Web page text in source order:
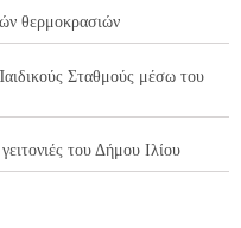
θερμοκρασιών
Σταθμούς μέσω του
του Δήμου Ιλίου